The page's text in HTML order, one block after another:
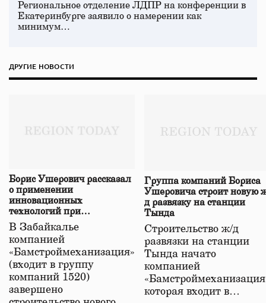
Региональное отделение ЛДПР на конференции в
Екатеринбурге заявило о намерении как
минимум…
ДРУГИЕ НОВОСТИ
Борис Ушерович рассказал
о применении
инновационных
технологий при
строительстве нового моста
в Забайкалье
В Забайкалье
компанией
«Бамстроймеханизация»
(входит в группу
компаний 1520)
завершено
Группа компаний Бориса
Ушеровича строит новую
д развязку на станции
Тында
Строительство ж/д
развязки на станции
Тында начато
компанией
которая входит в…